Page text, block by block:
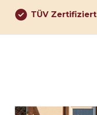
TÜV Zertifiziert